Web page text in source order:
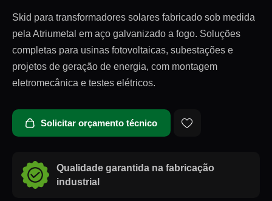
Skid para transformadores solares fabricado sob medida
pela Atriumetal em aço galvanizado a fogo. Soluções
completas para usinas fotovoltaicas, subestações e
projetos de geração de energia, com montagem
eletromecânica e testes elétricos.
Solicitar orçamento técnico
Qualidade garantida na fabricação
industrial